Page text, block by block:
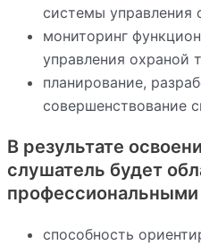
системы управления
мониторинг
управления охраной
планирование,
совершенствование
В результате
слушатель будет
способность